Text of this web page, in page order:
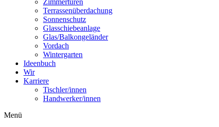
Zimmertüren
Terrassenüberdachung
Sonnenschutz
Glasschiebeanlage
Glas/Balkongeländer
Vordach
Wintergarten
Ideenbuch
Wir
Karriere
Tischler/innen
Handwerker/innen
Menü